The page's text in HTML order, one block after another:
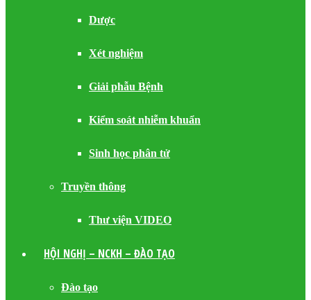
Dược
Xét nghiệm
Giải phẫu Bệnh
Kiểm soát nhiễm khuẩn
Sinh học phân tử
Truyền thông
Thư viện VIDEO
HỘI NGHỊ – NCKH – ĐÀO TẠO
Đào tạo